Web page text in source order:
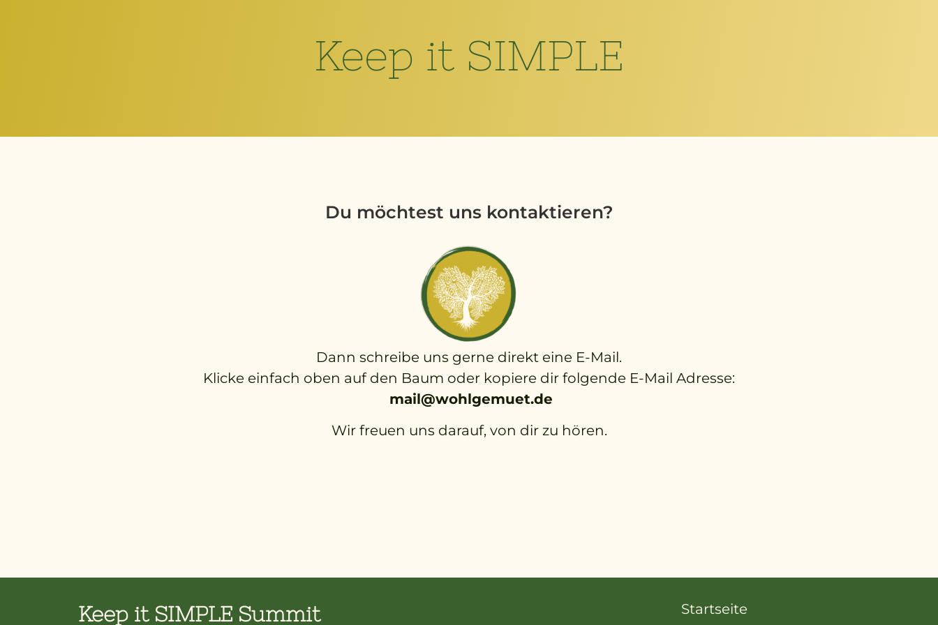
Keep it SIMPLE
Du möchtest uns kontaktieren?
Dann schreibe uns gerne direkt eine E-Mail.
Klicke einfach oben auf den Baum oder kopiere dir folgende E-Mail Adresse:
mail@wohlgemuet.de
Wir freuen uns darauf, von dir zu hören.
Keep it SIMPLE Summit
Startseite